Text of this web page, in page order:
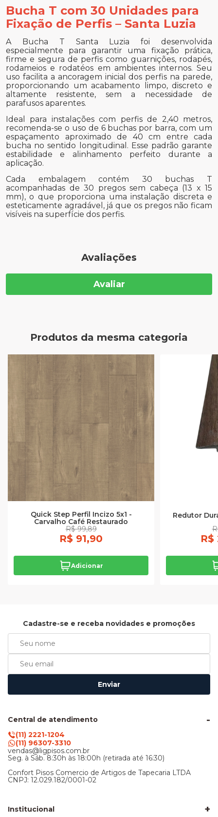
Bucha T com 30 Unidades para
Fixação de Perfis – Santa Luzia
A Bucha T Santa Luzia foi desenvolvida
especialmente para garantir uma fixação prática,
firme e segura de perfis como guarnições, rodapés,
rodameios e rodatéos em ambientes internos. Seu
uso facilita a ancoragem inicial dos perfis na parede,
proporcionando um acabamento limpo, discreto e
altamente resistente, sem a necessidade de
parafusos aparentes.
Ideal para instalações com perfis de 2,40 metros,
recomenda-se o uso de 6 buchas por barra, com um
espaçamento aproximado de 40 cm entre cada
bucha no sentido longitudinal. Esse padrão garante
estabilidade e alinhamento perfeito durante a
aplicação.
Cada embalagem contém 30 buchas T
acompanhadas de 30 pregos sem cabeça (13 x 15
mm), o que proporciona uma instalação discreta e
esteticamente agradável, já que os pregos não ficam
visíveis na superfície dos perfis.
Avaliações
Avaliar
Produtos da mesma categoria
Quick Step Perfil Incizo 5x1 -
Carvalho Café Restaurado
R$ 99,89
R$ 91,90
Adicionar
Redutor
R$
Cadastre-se e receba novidades e promoções
Enviar
Central de atendimento
(11) 2221-1204
(11) 96307-3310
vendas@ligpisos.com.br
Seg. à Sáb. 8:30h às 18:00h (retirada até 16:30)
Confort Pisos Comercio de Artigos de Tapecaria LTDA
CNPJ: 12.029.182/0001-02
Institucional +